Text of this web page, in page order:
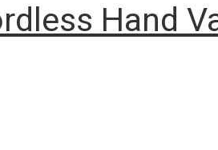
Hand